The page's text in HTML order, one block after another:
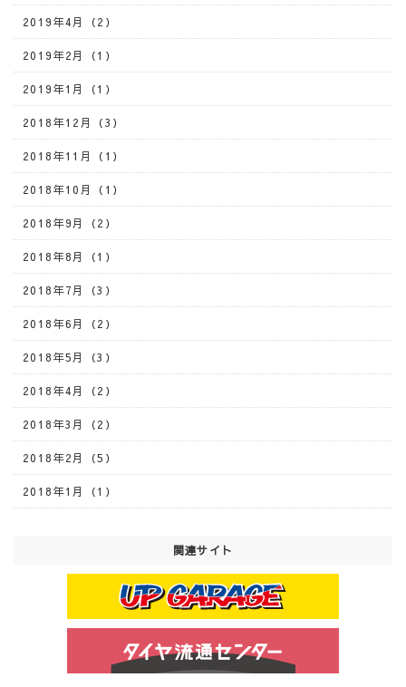
2019年4月（2）
2019年2月（1）
2019年1月（1）
2018年12月（3）
2018年11月（1）
2018年10月（1）
2018年9月（2）
2018年8月（1）
2018年7月（3）
2018年6月（2）
2018年5月（3）
2018年4月（2）
2018年3月（2）
2018年2月（5）
2018年1月（1）
関連サイト